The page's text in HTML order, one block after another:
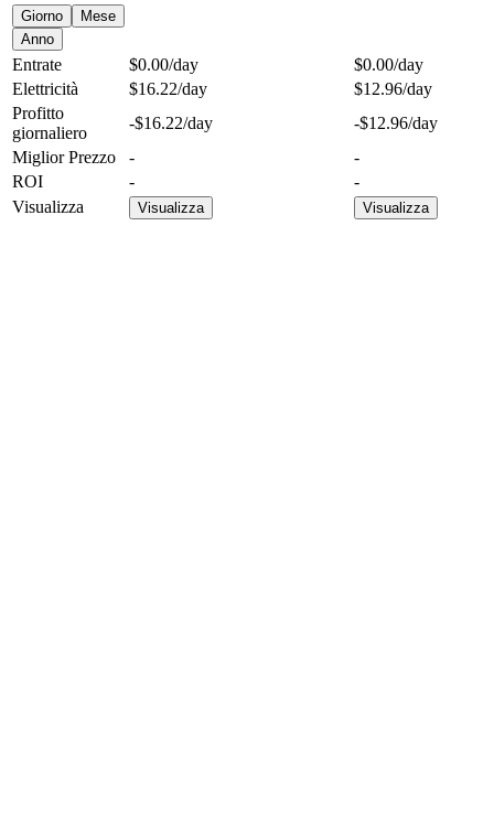
Giorno
Mese
Anno
Entrate $0.00/day $0.00/day
Elettricità
$16.22/day $12.96/day
Profitto
giornaliero
-$16.22/day -$12.96/day
Miglior Prezzo
-
-
ROI
-
-
Visualizza
Visualizza Visualizza